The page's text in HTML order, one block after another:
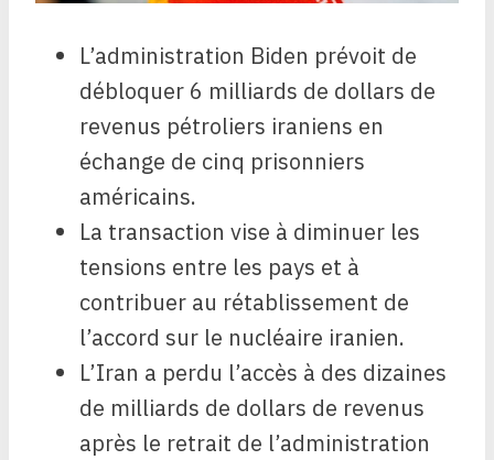
L’administration Biden prévoit de
débloquer 6 milliards de dollars de
revenus pétroliers iraniens en
échange de cinq prisonniers
américains.
La transaction vise à diminuer les
tensions entre les pays et à
contribuer au rétablissement de
l’accord sur le nucléaire iranien.
L’Iran a perdu l’accès à des dizaines
de milliards de dollars de revenus
après le retrait de l’administration